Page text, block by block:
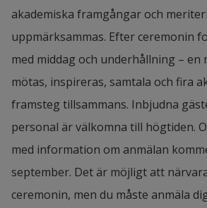
akademiska framgångar och
uppmärksammas. Efter ceremonin
med middag och underhållning –
mötas, inspireras, samtala och fira
framsteg tillsammans. Inbjudna
personal är välkomna till högtiden.
med information om anmälan
september. Det är möjligt att
ceremonin, men du måste anmäla